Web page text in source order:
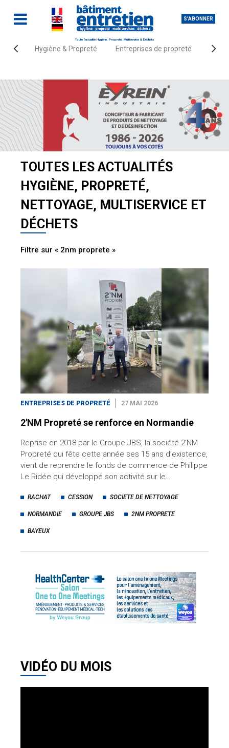
S'ABONNER
Toute l'actualité Hygiène, Propreté, Multiservice & Déchets
Hygiène & Propreté Entreprises de propreté
Accueil Actualités
TOUTES LES ACTUALITÉS
HYGIÈNE, PROPRETÉ,
NETTOYAGE, MULTISERVICE ET
DÉCHETS
Filtre sur « 2nm proprete »
ENTREPRISES DE PROPRETÉ 27 MAI 2026
2'NM Propreté se renforce en Normandie
Reprise en 2018 par le Groupe JBS, la société 2’NM
Propreté qui fête cette année ses 15 ans d’existence,
vient de reprendre le fonds de commerce de Philippe
Le Ridée qui développé son activité sur le…
RACHAT CESSION SOCIETE DE NETTOYAGE
NORMANDIE GROUPE JBS 2NM PROPRETE
BAYEUX
VIDÉO DU MOIS